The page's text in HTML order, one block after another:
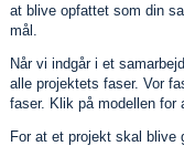
at blive opfattet som din
mål.
Når vi indgår i et
alle projektets faser. Vor
faser. Klik på modellen for
For at et projekt skal blive